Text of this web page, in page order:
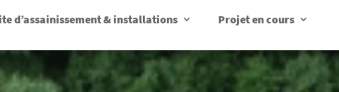
d’assainissement & installations Projet en cours